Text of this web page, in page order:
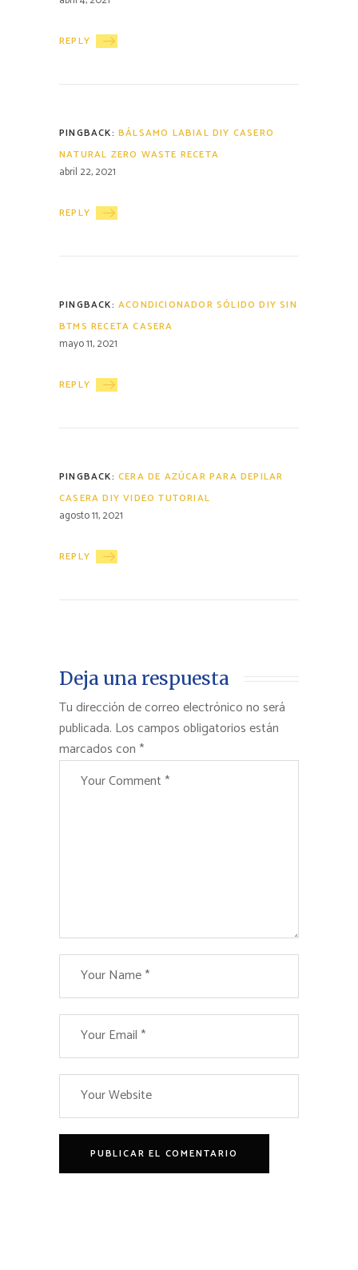
REPLY
PINGBACK: BÁLSAMO LABIAL DIY CASERO
NATURAL ZERO WASTE RECETA
abril 22, 2021
REPLY
PINGBACK: ACONDICIONADOR SÓLIDO DIY SIN
BTMS RECETA CASERA
mayo 11, 2021
REPLY
PINGBACK: CERA DE AZÚCAR PARA DEPILAR
CASERA DIY VIDEO TUTORIAL
agosto 11, 2021
REPLY
Deja una respuesta
Tu dirección de correo electrónico no será
publicada. Los campos obligatorios están
marcados con *